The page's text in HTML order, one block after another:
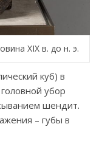
XIX в. до н. э.
куб) в
убор
шендит.
– губы в